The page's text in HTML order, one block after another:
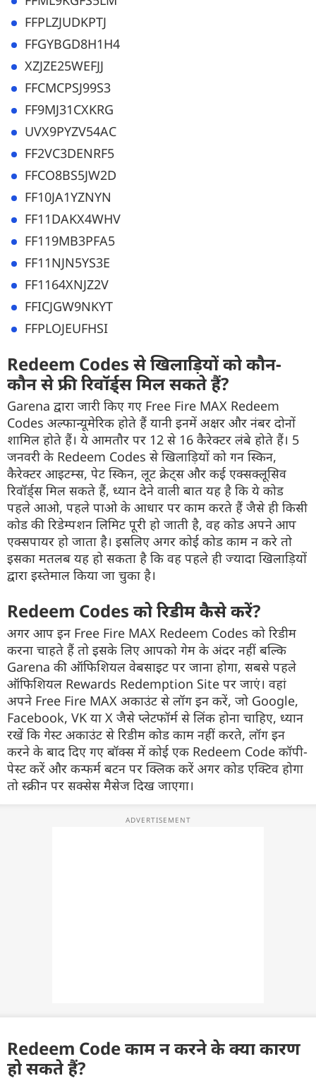
FFPLZJUDKPTJ
FFGYBGD8H1H4
XZJZE25WEFJJ
FFCMCPSJ99S3
FF9MJ31CXKRG
UVX9PYZV54AC
FF2VC3DENRF5
FFCO8BS5JW2D
FF10JA1YZNYN
FF11DAKX4WHV
FF119MB3PFA5
FF11NJN5YS3E
FF1164XNJZ2V
FFICJGW9NKYT
FFPLOJEUFHSI
Redeem Codes से खिलाड़ियों को कौन-
कौन से फ्री रिवॉर्ड्स मिल सकते हैं?
Garena द्वारा जारी किए गए Free Fire MAX Redeem
Codes अल्फान्यूमेरिक होते हैं यानी इनमें अक्षर और नंबर दोनों
शामिल होते हैं। ये आमतौर पर 12 से 16 कैरेक्टर लंबे होते हैं। 5
जनवरी के Redeem Codes से खिलाड़ियों को गन स्किन,
कैरेक्टर आइटम्स, पेट स्किन, लूट क्रेट्स और कई एक्सक्लूसिव
रिवॉर्ड्स मिल सकते हैं, ध्यान देने वाली बात यह है कि ये कोड
पहले आओ, पहले पाओ के आधार पर काम करते हैं जैसे ही किसी
कोड की रिडेम्पशन लिमिट पूरी हो जाती है, वह कोड अपने आप
एक्सपायर हो जाता है। इसलिए अगर कोई कोड काम न करे तो
इसका मतलब यह हो सकता है कि वह पहले ही ज्यादा खिलाड़ियों
द्वारा इस्तेमाल किया जा चुका है।
Redeem Codes को रिडीम कैसे करें?
अगर आप इन Free Fire MAX Redeem Codes को रिडीम
करना चाहते हैं तो इसके लिए आपको गेम के अंदर नहीं बल्कि
Garena की ऑफिशियल वेबसाइट पर जाना होगा, सबसे पहले
ऑफिशियल Rewards Redemption Site पर जाएं। वहां
अपने Free Fire MAX अकाउंट से लॉग इन करें, जो Google,
Facebook, VK या X जैसे प्लेटफॉर्म से लिंक होना चाहिए, ध्यान
रखें कि गेस्ट अकाउंट से रिडीम कोड काम नहीं करते, लॉग इन
करने के बाद दिए गए बॉक्स में कोई एक Redeem Code कॉपी-
पेस्ट करें और कन्फर्म बटन पर क्लिक करें अगर कोड एक्टिव होगा
तो स्क्रीन पर सक्सेस मैसेज दिख जाएगा।
Redeem Code काम न करने के क्या कारण
हो सकते हैं?